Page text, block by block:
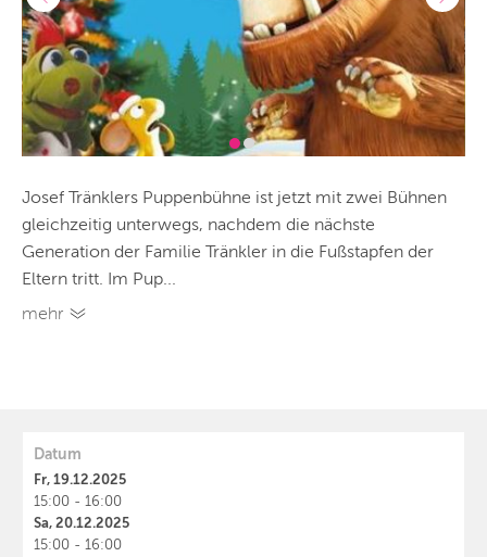
Josef Tränklers Puppenbühne ist jetzt mit zwei Bühnen
gleichzeitig unterwegs, nachdem die nächste
Generation der Familie Tränkler in die Fußstapfen der
Eltern tritt. Im Pup...
mehr
Datum
Fr, 19.12.2025
15:00 - 16:00
Sa, 20.12.2025
15:00 - 16:00